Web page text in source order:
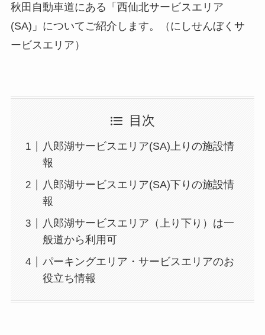
秋田自動車道にある「西仙北サービスエリア
(SA)」についてご紹介します。（にしせんぼくサ
ービスエリア）
目次
八郎湖サービスエリア(SA)上りの施設情
報
八郎湖サービスエリア(SA)下りの施設情
報
八郎湖サービスエリア（上り下り）は一
般道から利用可
パーキングエリア・サービスエリアのお
役立ち情報